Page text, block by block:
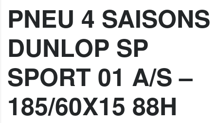
PNEU 4 SAISONS
DUNLOP SP
SPORT 01 A/S –
185/60X15 88H